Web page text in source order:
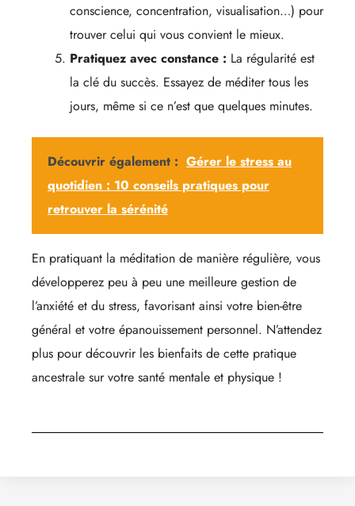
conscience, concentration, visualisation…) pour
trouver celui qui vous convient le mieux.
Pratiquez avec constance : La régularité est
la clé du succès. Essayez de méditer tous les
jours, même si ce n’est que quelques minutes.
Découvrir également : Gérer le stress au
quotidien : 10 conseils pratiques pour
retrouver la sérénité
En pratiquant la méditation de manière régulière, vous
développerez peu à peu une meilleure gestion de
l’anxiété et du stress, favorisant ainsi votre bien-être
général et votre épanouissement personnel. N’attendez
plus pour découvrir les bienfaits de cette pratique
ancestrale sur votre santé mentale et physique !